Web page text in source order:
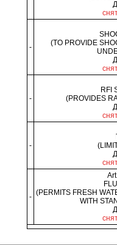
-
(TO PROVIDE
-
RFI
(PROVIDES
-
- (PERMITS FRESH
WITH